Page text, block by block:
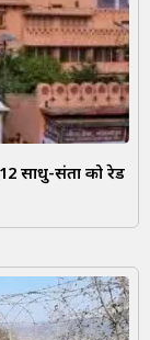
साधु-संतों को रेड